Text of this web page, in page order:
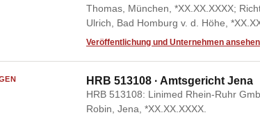
Thomas, München, *XX.XX.XXXX;
Ulrich, Bad Homburg v. d. Höhe,
Veröffentlichung und Unternehmen ansehen
HRB 513108 · Amtsgericht Jena
HRB 513108: Linimed Rhein-Ruhr
Robin, Jena, *XX.XX.XXXX.